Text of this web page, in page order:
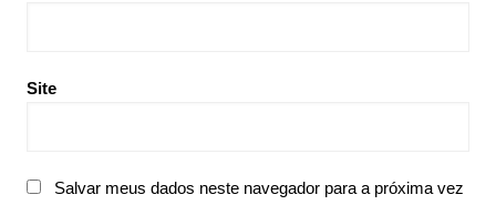
Site
Salvar meus dados neste navegador para a próxima vez